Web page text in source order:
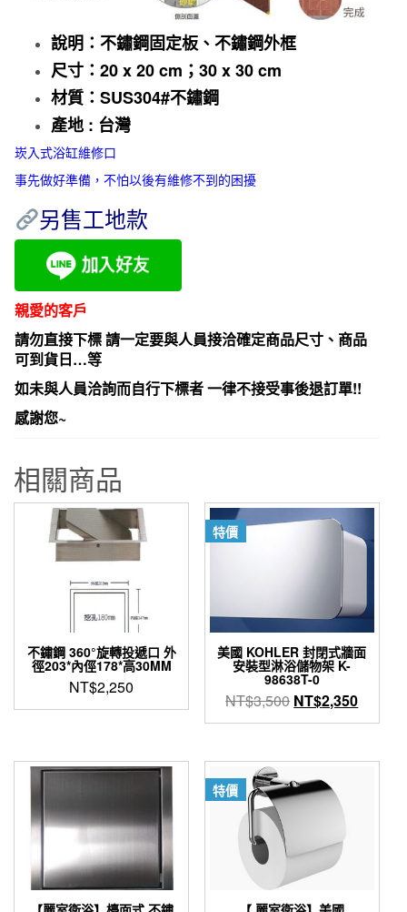
說明：不鏽鋼固定板、不鏽鋼外框
尺寸：20 x 20cm；30 x 30cm
材質：SUS304#不鏽鋼
產地 : 台灣
崁入式浴缸維修口
事先做好準備，不怕以後有維修不到的困擾
另售工地款
親愛的客戶
請勿直接下標 請一定要與人員接洽確定商品尺寸、商品
可到貨日…等
如未與人員洽詢而自行下標者 一律不接受事後退訂單!!
感謝您~
相關商品
不鏽鋼 360°旋轉投遞口 外
徑203*內俓178*高30MM
NT$2,250
特價
美國 KOHLER 封閉式牆面
安裝型淋浴儲物架 K-
98638T-0
NT$3,500 原
始
格：
NT$3,500。
NT$2,350目
前
格：
特價